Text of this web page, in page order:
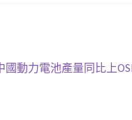
國動力電池產量同比上